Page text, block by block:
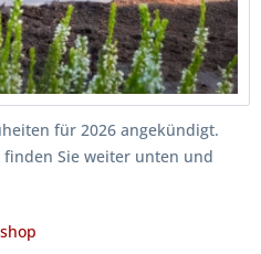
für 2026 angekündigt.
finden Sie weiter unten und